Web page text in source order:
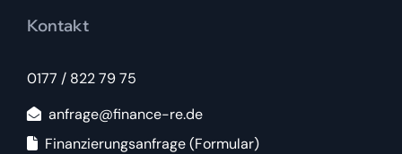
Kontakt
0177 / 822 79 75
anfrage@finance-re.de
Finanzierungsanfrage (Formular)